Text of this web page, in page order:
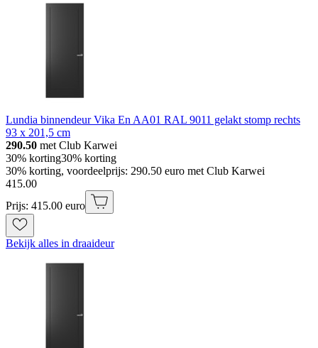
Lundia binnendeur Vika En AA01 RAL 9011 gelakt stomp rechts
93 x 201,5 cm
290.50 met Club Karwei
30% korting30% korting
30% korting, voordeelprijs: 290.50 euro met Club Karwei
415.00
Prijs: 415.00 euro
Bekijk alles in draaideur